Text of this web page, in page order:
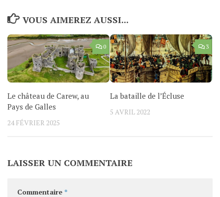
VOUS AIMEREZ AUSSI...
0
Le château de Carew, au
Pays de Galles
24 FÉVRIER 2025
3
La bataille de l’Écluse
5 AVRIL 2022
LAISSER UN COMMENTAIRE
Commentaire *